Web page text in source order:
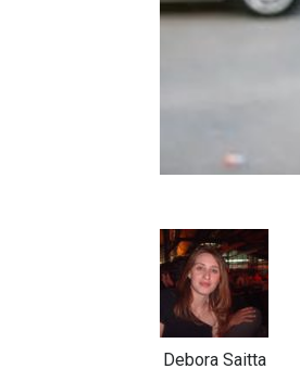
Debora Saitta